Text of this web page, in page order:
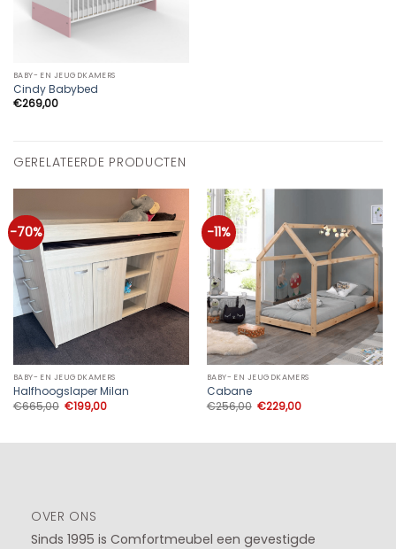
BABY- EN JEUGDKAMERS
Cindy Babybed
€269,00
GERELATEERDE PRODUCTEN
-70%
BABY- EN JEUGDKAMERS
Halfhoogslaper Milan
€665,00 Oorspronkelijke
prijs
€199,00Huidige
-11%
BABY- EN JEUGDKAMERS
Cabane
€256,00 Oorspronkelijke
prijs
€229,00Huidige
OVER ONS
Sinds 1995 is Comfortmeubel een gevestigde